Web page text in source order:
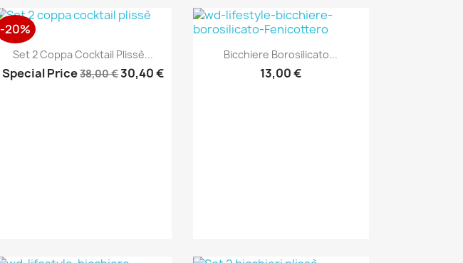
Anteprima
Set 2 Coppa Cocktail Plissè...
Special Price38,00 €30,40 €
-20%
Anteprima
Bicchiere Borosilicato...
13,00 €